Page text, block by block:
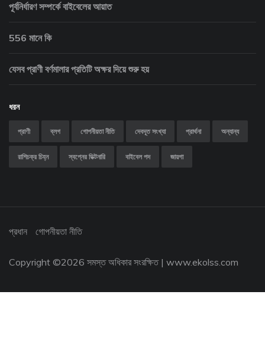
পূর্বনির্ধারণ সম্পর্কে বাইবেলের আয়াত
556 মানে কি
যেসব প্রাণী বর্ণমালার প্রতিটি অক্ষর দিয়ে শুরু হয়
ধরন
প্রাণী ব্লগ গোপনীয়তা নীতি দেবদূত সংখ্যা প্রার্থনা অন্যান্য
রাশিচক্র চিহ্ন স্বপ্নের ডিক্টনারি বাইবেল পদ জায়গা
প্রধান গোপনীয়তা নীতি
Copyright ©2026 সমস্ত অধিকার সংরক্ষিত | www.ekolss.com